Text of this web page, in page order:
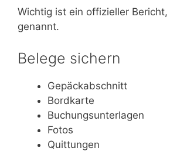
Wichtig ist ein offizieller Bericht,
genannt.
Belege sichern
Gepäckabschnitt
Bordkarte
Buchungsunterlagen
Fotos
Quittungen